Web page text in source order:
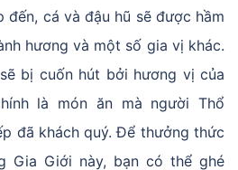
đến, cá và đậu hũ sẽ được hầm
hương và một số gia vị khác.
bị cuốn hút bởi hương vị của
là món ăn mà người Thổ
đã khách quý. Để thưởng thức
Gia Giới này, bạn có thể ghé